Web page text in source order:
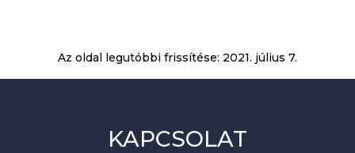
Az oldal legutóbbi frissítése: 2021. július 7.
KAPCSOLAT